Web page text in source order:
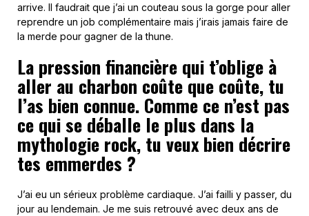
arrive. Il faudrait que j’ai un couteau sous la gorge pour aller
reprendre un job complémentaire mais j’irais jamais faire de
la merde pour gagner de la thune.
La pression financière qui t’oblige à
aller au charbon coûte que coûte, tu
l’as bien connue. Comme ce n’est pas
ce qui se déballe le plus dans la
mythologie rock, tu veux bien décrire
tes emmerdes ?
J’ai eu un sérieux problème cardiaque. J’ai failli y passer, du
jour au lendemain. Je me suis retrouvé avec deux ans de